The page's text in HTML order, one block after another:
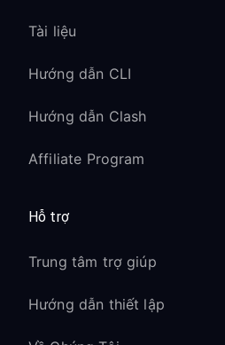
Tài liệu
Hướng dẫn CLI
Hướng dẫn Clash
Affiliate Program
Hỗ trợ
Trung tâm trợ giúp
Hướng dẫn thiết lập